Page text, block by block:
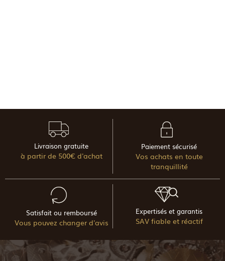
Livraison gratuite
à partir de 500€ d'achat
Paiement sécurisé
Vos achats en toute
tranquillité
Satisfait ou remboursé
Vous pouvez changer d'avis
Expertisés et garantis
SAV fiable et réactif